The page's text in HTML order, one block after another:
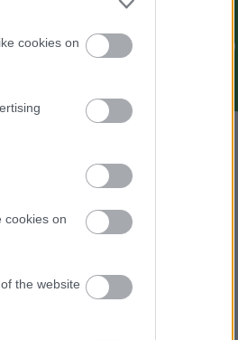
cookies on
cookies on
the website
era
ad
percorso
a
per la
ma
Sardegna (336)